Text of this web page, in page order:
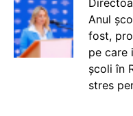
Anul
fost,
pe care
școli în
stres